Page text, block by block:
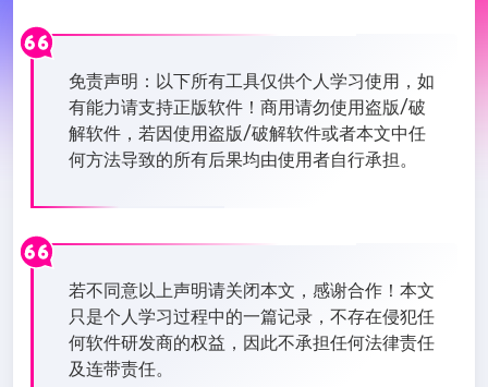
免责声明：以下所有工具仅供个人学习使用，如
有能力请支持正版软件！商用请勿使用盗版/破
解软件，若因使用盗版/破解软件或者本文中任
何方法导致的所有后果均由使用者自行承担。
若不同意以上声明请关闭本文，感谢合作！本文
只是个人学习过程中的一篇记录，不存在侵犯任
何软件研发商的权益，因此不承担任何法律责任
及连带责任。